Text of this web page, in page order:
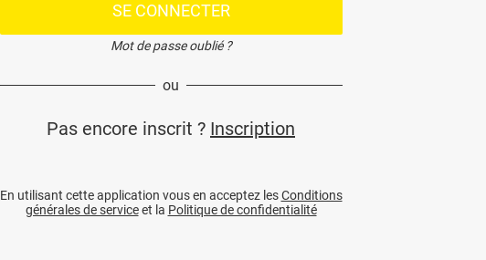
SE CONNECTER
Mot de passe oublié ?
ou
Pas encore inscrit ? Inscription
En utilisant cette application vous en acceptez lesConditions
générales de serviceet la Politique de confidentialité